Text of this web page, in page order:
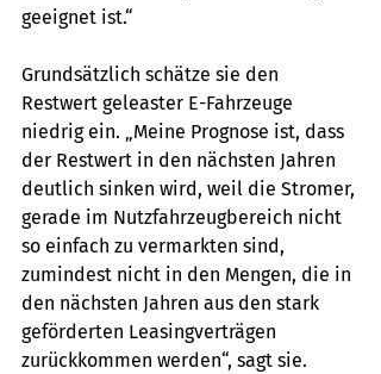
geeignet ist.“
Grundsätzlich schätze sie den
Restwert geleaster E-Fahrzeuge
niedrig ein. „Meine Prognose ist, dass
der Restwert in den nächsten Jahren
deutlich sinken wird, weil die Stromer,
gerade im Nutzfahrzeugbereich nicht
so einfach zu vermarkten sind,
zumindest nicht in den Mengen, die in
den nächsten Jahren aus den stark
geförderten Leasingverträgen
zurückkommen werden“, sagt sie.